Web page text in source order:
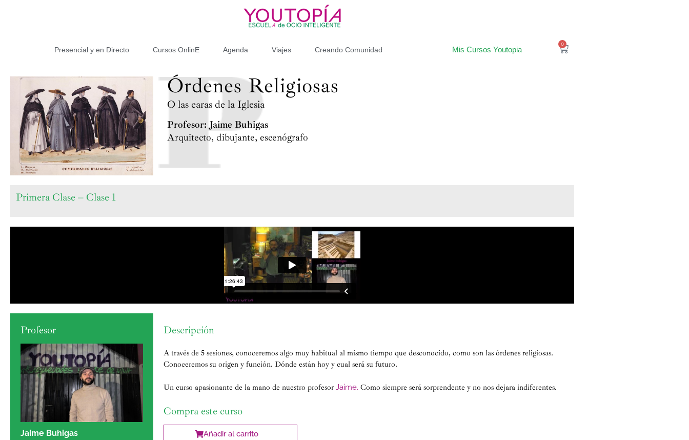
Presencial y en Directo Cursos OnlinE Agenda Viajes Creando Comunidad Mis Cursos Youtopia
0
Órdenes Religiosas
O las caras de la Iglesia
Profesor: Jaime Buhigas
Arquitecto, dibujante, escenógrafo
Primera Clase – Clase 1
Profesor
Jaime Buhigas
Descripción
A través de 5 sesiones, conoceremos algo muy habitual al mismo tiempo que desconocido, como son las órdenes religiosas.
Conoceremos su origen y función. Dónde están hoy y cual será su futuro.
Un curso apasionante de la mano de nuestro profesor Jaime. Como siempre será sorprendente y no nos dejara indiferentes.
Compra este curso
Añadir al carrito